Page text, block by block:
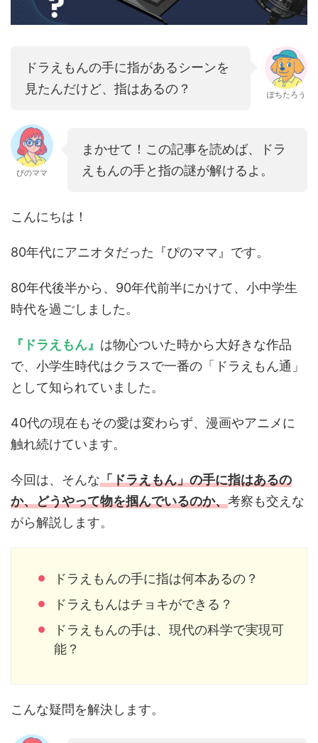
ドラえもんの手に指があるシーンを
見たんだけど、指はあるの？
ぽちたろう
ぴのママ
まかせて！この記事を読めば、ドラ
えもんの手と指の謎が解けるよ。
こんにちは！
80年代にアニオタだった『ぴのママ』です。
80年代後半から、90年代前半にかけて、小中学生
時代を過ごしました。
『ドラえもん』 は物心ついた時から大好きな作品
で、小学生時代はクラスで一番の「ドラえもん通」
として知られていました。
40代の現在もその愛は変わらず、漫画やアニメに
触れ続けています。
今回は、そんな「ドラえもん」の手に指はあるの
か、どうやって物を掴んでいるのか、考察も交えな
がら解説します。
ドラえもんの手に指は何本あるの？
ドラえもんはチョキができる？
ドラえもんの手は、現代の科学で実現可
能？
こんな疑問を解決します。